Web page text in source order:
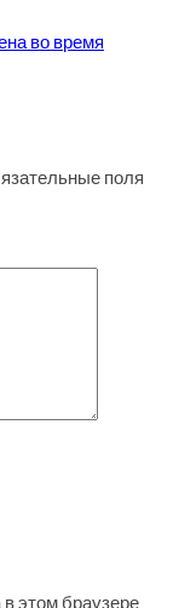
во время
поля
этом браузере